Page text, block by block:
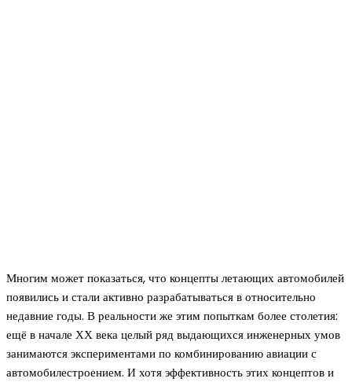
Многим может показаться, что концепты летающих автомобилей
появились и стали активно разрабатываться в относительно
недавние годы. В реальности же этим попыткам более столетия:
ещё в начале ХХ века целый ряд выдающихся инженерных умов
занимаются экспериментами по комбинированию авиации с
автомобилестроением. И хотя эффективность этих концептов и